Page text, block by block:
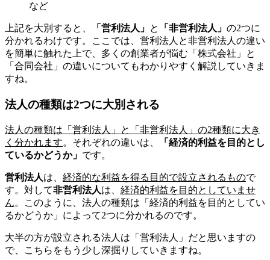
など
上記を大別すると、 「営利法人」 と 「非営利法人」 の2つに
分かれるわけです。ここでは、営利法人と非営利法人の違い
を簡単に触れた上で、多くの創業者が悩む「株式会社」と
「合同会社」の違いについてもわかりやすく解説していきま
すね。
法人の種類は2つに大別される
法人の種類は「営利法人」と「非営利法人」の2種類に大き
く分かれます。それぞれの違いは、
「経済的利益を目的とし
ているかどうか」 です。
営利法人は、 経済的な利益を得る目的で設立されるもので
す。対して非営利法人は、 経済的利益を目的としていませ
ん。このように、法人の種類は「経済的利益を目的としてい
るかどうか」によって2つに分かれるのです。
大半の方が設立される法人は「営利法人」だと思いますの
で、こちらをもう少し深掘りしていきますね。